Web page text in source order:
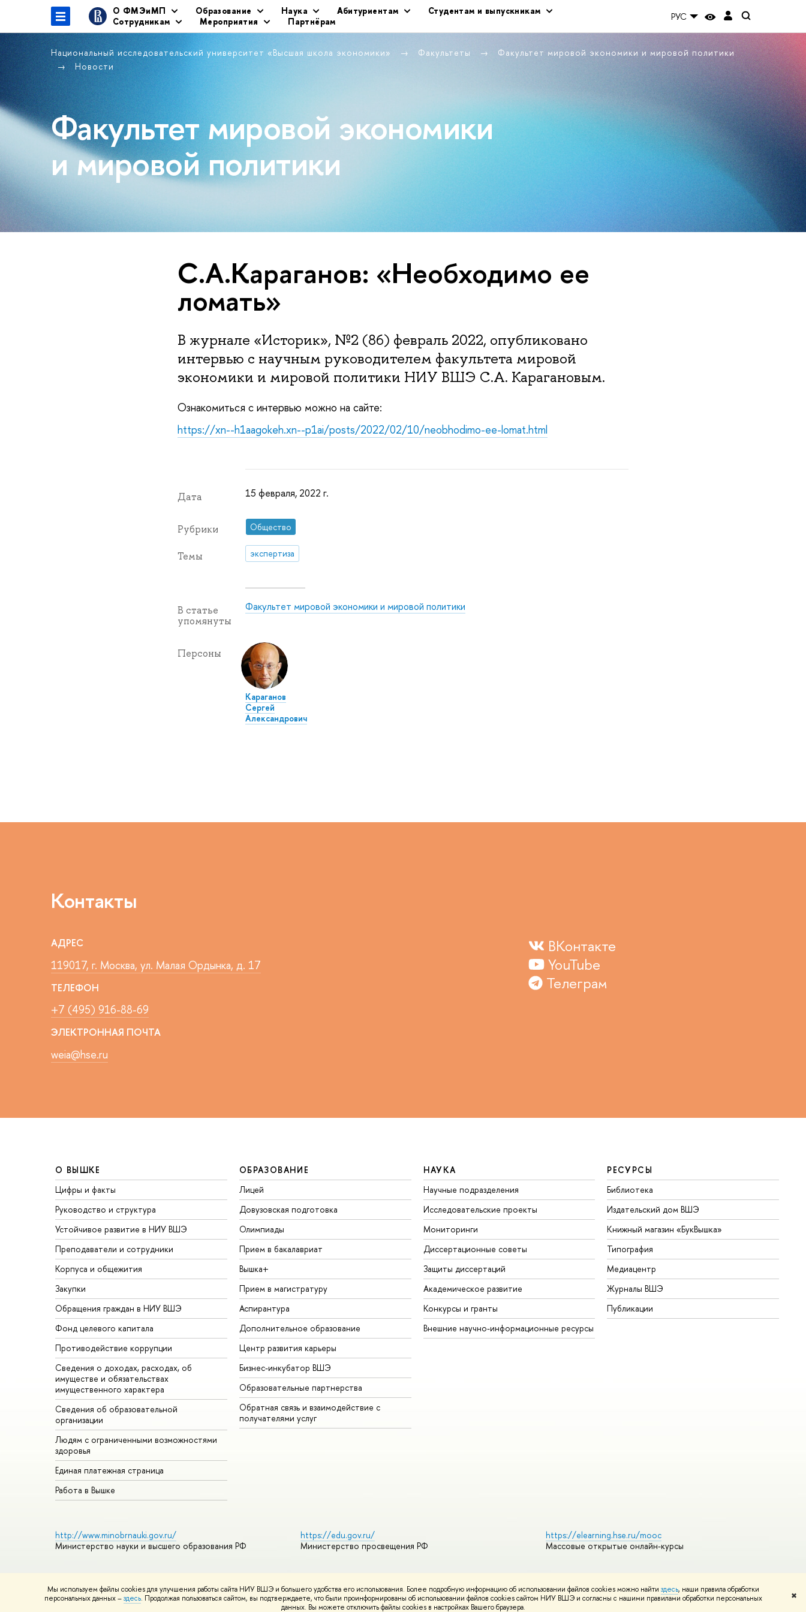
Мы используем файлы cookies для улучшения работы сайта НИУ ВШЭ и большего удобства его использования. Более подробную информацию об использовании файлов cookies можно найти здесь, наши правила обработки
персональных данных –здесь. Продолжая пользоваться сайтом, вы подтверждаете, что были проинформированы об использовании файлов cookies сайтом НИУ ВШЭ и согласны с нашими правилами обработки персональных
данных. Вы можете отключить файлы cookies в настройках Вашего браузера.
✖
О ФМЭиМП Образование Наука Абитуриентам
Студентам и выпускникам
Сотрудникам
Мероприятия Партнёрам РУС
Национальный исследовательский университет «Высшая школа экономики» Факультеты
Факультет мировой экономики и мировой политики
Новости
Факультет мировой экономики
и мировой политики
С.А.Караганов: «Необходимо ее
ломать»
В журнале «Историк», №2 (86) февраль 2022, опубликовано
интервью с научным руководителем факультета мировой
экономики и мировой политики НИУ ВШЭ С.А. Карагановым.
Ознакомиться с интервью можно на сайте:
https://xn--h1aagokeh.xn--p1ai/posts/2022/02/10/neobhodimo-ee-lomat.html
Дата 15 февраля, 2022 г.
Рубрики Общество
Темы экспертиза
В статье
упомянуты
Факультет мировой экономики и мировой политики
Персоны
Караганов
Сергей
Александрович
Контакты
АДРЕС
119017, г. Москва, ул. Малая Ордынка, д. 17
ТЕЛЕФОН
+7 (495) 916-88-69
ЭЛЕКТРОННАЯ ПОЧТА
weia@hse.ru
ВКонтакте
YouTube
Телеграм
О ВЫШКЕ
Цифры и факты
Руководство и структура
Устойчивое развитие в НИУ ВШЭ
Преподаватели и сотрудники
Корпуса и общежития
Закупки
Обращения граждан в НИУ ВШЭ
Фонд целевого капитала
Противодействие коррупции
Сведения о доходах, расходах, об
имуществе и обязательствах
имущественного характера
Сведения об образовательной
организации
Людям с ограниченными возможностями
здоровья
Единая платежная страница
Работа в Вышке
ОБРАЗОВАНИЕ
Лицей
Довузовская подготовка
Олимпиады
Прием в бакалавриат
Вышка+
Прием в магистратуру
Аспирантура
Дополнительное образование
Центр развития карьеры
Бизнес-инкубатор ВШЭ
Образовательные партнерства
Обратная связь и взаимодействие с
получателями услуг
НАУКА
Научные подразделения
Исследовательские проекты
Мониторинги
Диссертационные советы
Защиты диссертаций
Академическое развитие
Конкурсы и гранты
Внешние научно-информационные ресурсы
РЕСУРСЫ
Библиотека
Издательский дом ВШЭ
Книжный магазин «БукВышка»
Типография
Медиацентр
Журналы ВШЭ
Публикации
http://www.minobrnauki.gov.ru/
Министерство науки и высшего образования РФ
https://edu.gov.ru/
Министерство просвещения РФ
https://elearning.hse.ru/mooc
Массовые открытые онлайн-курсы
© НИУ ВШЭ 1993–2026 Адреса и контактыУсловия использования материаловПолитика конфиденциальностиКарта сайта
Шрифты HSE Sans и HSE Slab разработаны вШколе дизайна НИУ ВШЭ
Редактору